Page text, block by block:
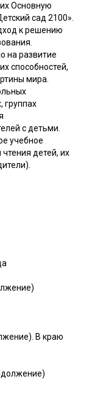
Основную
сад 2100».
к решению
на развитие
способностей,
мира.
группах
с детьми.
учебное
детей, их
В краю